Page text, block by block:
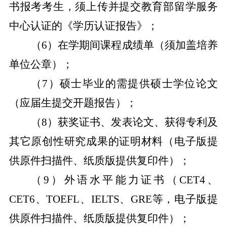
书报考考生，须上传并提交教育部留学服务
中心认证的《学历认证报告》；
（6）在学期间课程成绩单（须加盖培养
单位公章）；
（ 7 ）硕士毕业的需提供硕士学位论文
（应届生提交开题报告）；
（8）获奖证书、发表论文、获得专利及
其它原创性研究成果的证明材料（电子版提
供原件扫描件、纸质版提供复印件）；
（9 ）外语水平能力证书（ CET4、
CET6、TOEFL、 IELTS、 GRE等，电子版提
供原件扫描件、纸质版提供复印件）；